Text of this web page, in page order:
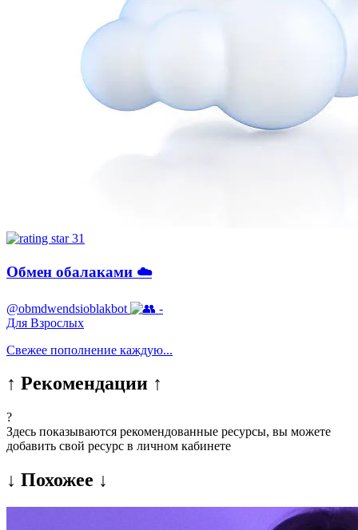
31
Обмен обалаками ☁️
@obmdwendsioblakbot
-
Для Взрослых
Свежее пополнение каждую...
↑ Рекомендации ↑
?
Здесь показываются рекомендованные ресурсы, вы можете
добавить свой ресурс в личном кабинете
↓ Похожее ↓